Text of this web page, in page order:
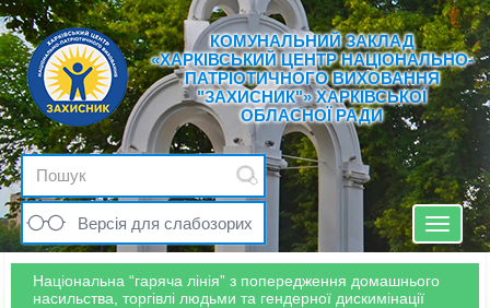
КОМУНАЛЬНИЙ ЗАКЛАД
«ХАРКІВСЬКИЙ ЦЕНТР НАЦІОНАЛЬНО-
ПАТРІОТИЧНОГО ВИХОВАННЯ
"ЗАХИСНИК"» ХАРКІВСЬКОЇ
ОБЛАСНОЇ РАДИ
Версія для слабозорих
Toggle
Національна “гаряча лінія” з попередження домашнього
насильства, торгівлі людьми та гендерної дискимінації